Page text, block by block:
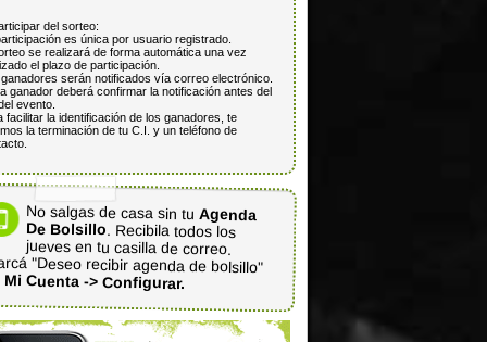
del sorteo:
es única por usuario registrado.
se realizará de forma automática una vez
el plazo de participación.
serán notificados vía correo electrónico.
ganador deberá confirmar la notificación antes del
evento.
facilitar la identificación de los ganadores, te
la terminación de tu C.I. y un teléfono de
No salgas de casa sin tu Agenda
De Bolsillo. Recibila todos los
jueves en tu casilla de correo.
"Deseo recibir agenda de bolsillo"
Mi Cuenta -> Configurar.